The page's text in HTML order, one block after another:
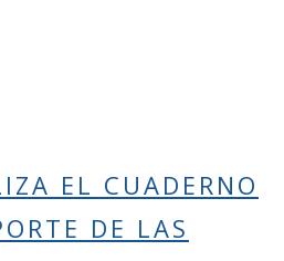
EL CUADERNO
DE LAS